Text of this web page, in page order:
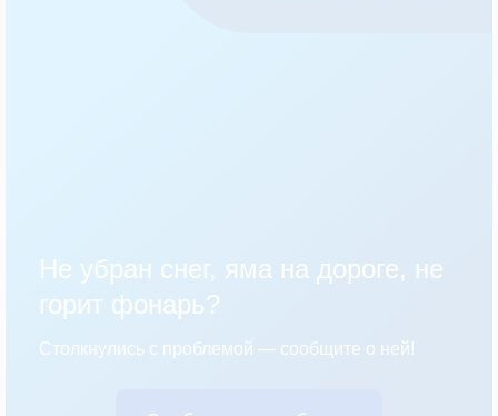
Не убран снег, яма на дороге, не
горит фонарь?
Столкнулись с проблемой — сообщите о ней!